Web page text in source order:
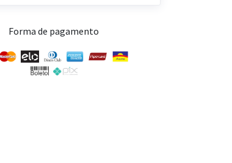
Forma de pagamento